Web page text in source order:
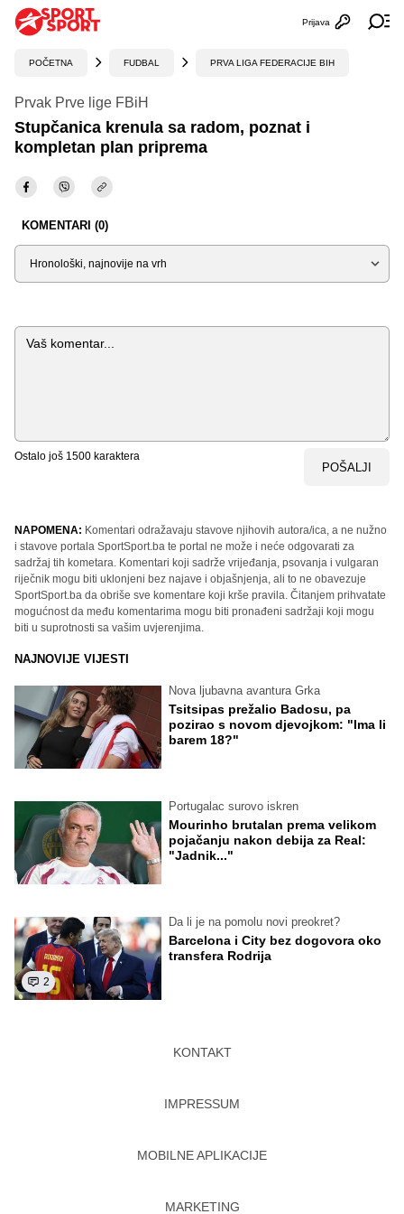
Otvori
Prijava
POČETNA FUDBAL PRVA LIGA FEDERACIJE BIH
Prvak Prve lige FBiH
Stupčanica krenula sa radom, poznat i
kompletan plan priprema
KOMENTARI (0)
Sortiraj
Komentar
Ostalo još 1500 karaktera
POŠALJI
NAPOMENA: Komentari odražavaju stavove njihovih autora/ica, a ne nužno
i stavove portala SportSport.ba te portal ne može i neće odgovarati za
sadržaj tih kometara. Komentari koji sadrže vrijeđanja, psovanja i vulgaran
riječnik mogu biti uklonjeni bez najave i objašnjenja, ali to ne obavezuje
SportSport.ba da obriše sve komentare koji krše pravila. Čitanjem prihvatate
mogućnost da među komentarima mogu biti pronađeni sadržaji koji mogu
biti u suprotnosti sa vašim uvjerenjima.
NAJNOVIJE VIJESTI
Nova ljubavna avantura Grka
Tsitsipas prežalio Badosu, pa
pozirao s novom djevojkom: "Ima li
barem 18?"
Portugalac surovo iskren
Mourinho brutalan prema velikom
pojačanju nakon debija za Real:
"Jadnik..."
2
Da li je na pomolu novi preokret?
Barcelona i City bez dogovora oko
transfera Rodrija
KONTAKT
IMPRESSUM
MOBILNE APLIKACIJE
MARKETING